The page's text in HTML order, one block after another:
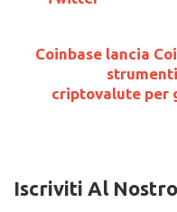
Coinbase lancia
criptovalute per
Iscriviti Al